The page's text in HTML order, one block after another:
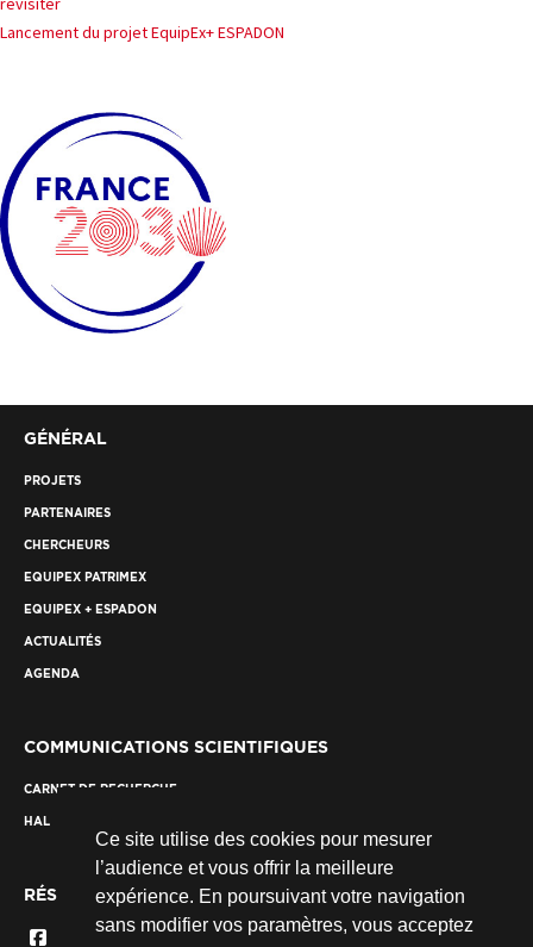
Ce site utilise des cookies pour mesurer
l’audience et vous offrir la meilleure
expérience. En poursuivant votre navigation
sans modifier vos paramètres, vous acceptez
de
l’article
Lancement du projet EquipEx+ ESPADON
GÉNÉRAL
PROJETS
PARTENAIRES
CHERCHEURS
EQUIPEX PATRIMEX
EQUIPEX + ESPADON
ACTUALITÉS
AGENDA
COMMUNICATIONS SCIENTIFIQUES
CARNET DE RECHERCHE
HAL
RÉSEAUX SOCIAUX